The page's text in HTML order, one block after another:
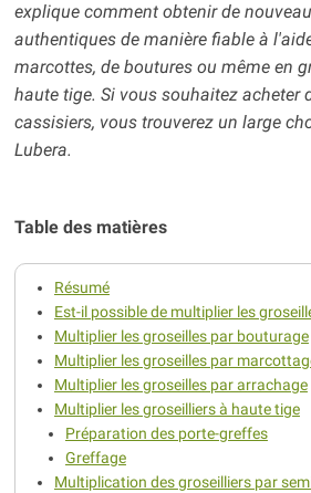
explique comment obtenir de
authentiques de manière fiable à
marcottes, de boutures ou même en
haute tige. Si vous souhaitez acheter
cassisiers, vous trouverez un large
Lubera.
Table des matières
Résumé
Est-il possible de multiplier les
Multiplier les groseilles par bouturage
Multiplier les groseilles par
Multiplier les groseilles par arrachage
Multiplier les groseilliers à haute tige
Préparation des porte-greffes
Greffage
Multiplication des groseilliers par